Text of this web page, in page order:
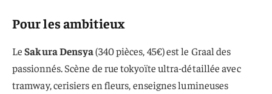
Pour les ambitieux
LeSakura Densya(340 pièces, 45€) est le Graal des
passionnés. Scène de rue tokyoïte ultra-détaillée avec
tramway, cerisiers en fleurs, enseignes lumineuses